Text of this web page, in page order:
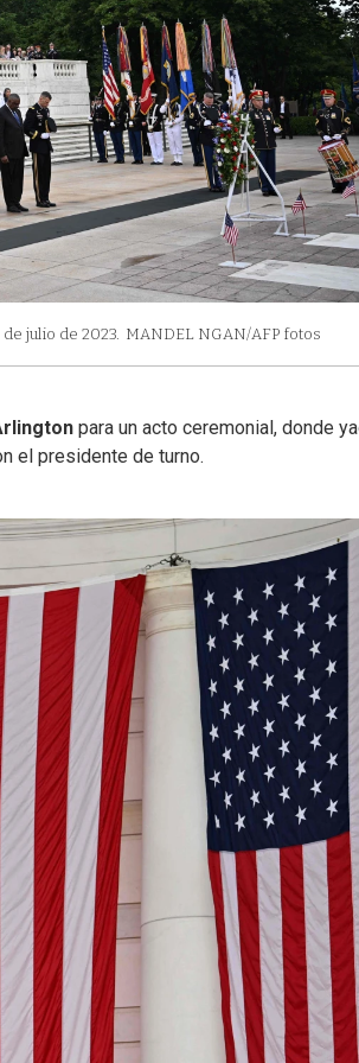
julio de 2023. MANDEL NGAN/AFP fotos
para un acto ceremonial, donde
el presidente de turno.